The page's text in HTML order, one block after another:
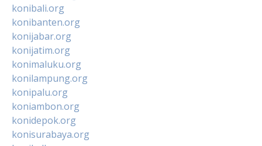
konibali.org
konibanten.org
konijabar.org
konijatim.org
konimaluku.org
konilampung.org
konipalu.org
koniambon.org
konidepok.org
konisurabaya.org